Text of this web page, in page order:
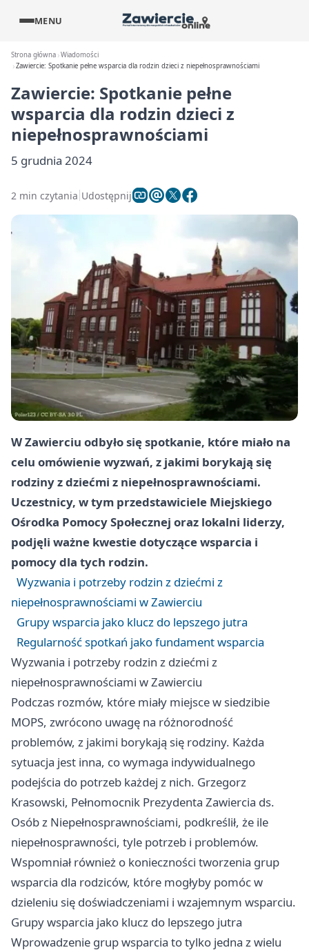
MENU
Strona główna Wiadomości
Zawiercie: Spotkanie pełne wsparcia dla rodzin dzieci z niepełnosprawnościami
Zawiercie: Spotkanie pełne
wsparcia dla rodzin dzieci z
niepełnosprawnościami
5 grudnia 2024
2 min czytania Udostępnij
W Zawierciu odbyło się spotkanie, które miało na
celu omówienie wyzwań, z jakimi borykają się
rodziny z dziećmi z niepełnosprawnościami.
Uczestnicy, w tym przedstawiciele Miejskiego
Ośrodka Pomocy Społecznej oraz lokalni liderzy,
podjęli ważne kwestie dotyczące wsparcia i
pomocy dla tych rodzin.
Wyzwania i potrzeby rodzin z dziećmi z
niepełnosprawnościami w Zawierciu
Grupy wsparcia jako klucz do lepszego jutra
Regularność spotkań jako fundament wsparcia
Wyzwania i potrzeby rodzin z dziećmi z
niepełnosprawnościami w Zawierciu
Podczas rozmów, które miały miejsce w siedzibie
MOPS, zwrócono uwagę na różnorodność
problemów, z jakimi borykają się rodziny. Każda
sytuacja jest inna, co wymaga indywidualnego
podejścia do potrzeb każdej z nich. Grzegorz
Krasowski, Pełnomocnik Prezydenta Zawiercia ds.
Osób z Niepełnosprawnościami, podkreślił, że ile
niepełnosprawności, tyle potrzeb i problemów.
Wspomniał również o konieczności tworzenia grup
wsparcia dla rodziców, które mogłyby pomóc w
dzieleniu się doświadczeniami i wzajemnym wsparciu.
Grupy wsparcia jako klucz do lepszego jutra
Wprowadzenie grup wsparcia to tylko jedna z wielu